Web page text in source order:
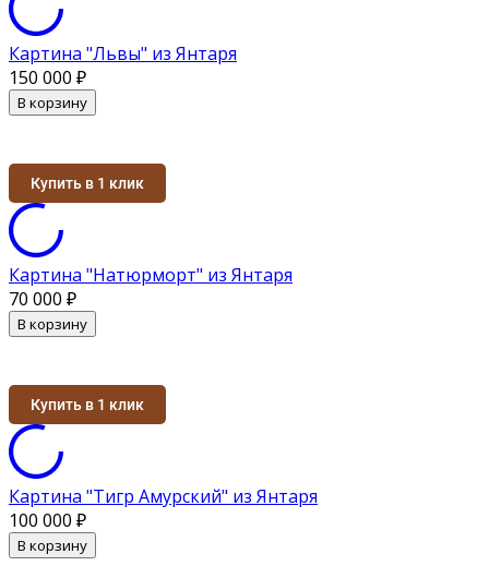
Картина "Львы" из Янтаря
150 000 ₽
В корзину
Купить в 1 клик
Картина "Натюрморт" из Янтаря
70 000 ₽
В корзину
Купить в 1 клик
Картина "Тигр Амурский" из Янтаря
100 000 ₽
В корзину